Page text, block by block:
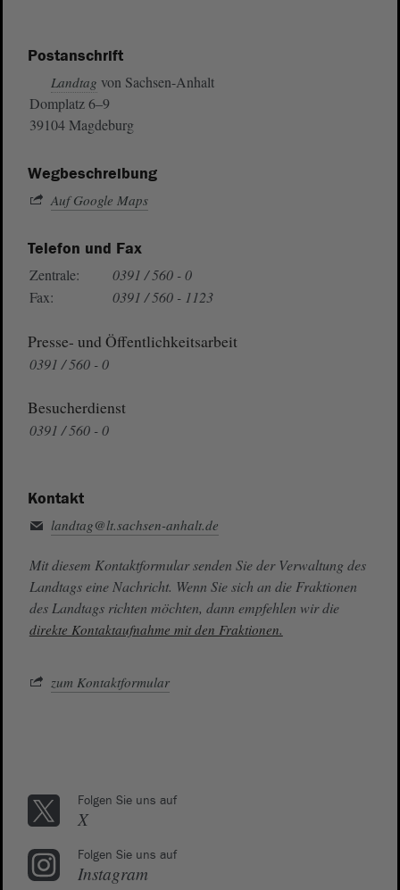
Postanschrift
Landtag von Sachsen-Anhalt
Domplatz 6–9
39104 Magdeburg
Wegbeschreibung
Auf Google Maps
Telefon und Fax
Zentrale:
0391 / 560 - 0
Fax:
0391 / 560 - 1123
Presse- und Öffentlichkeitsarbeit
0391 / 560 - 0
Besucherdienst
0391 / 560 - 0
Kontakt
landtag@lt.sachsen-anhalt.de
Mit diesem Kontaktformular senden Sie der Verwaltung des
Landtags eine Nachricht. Wenn Sie sich an die Fraktionen
des Landtags richten möchten, dann empfehlen wir die
direkte Kontaktaufnahme mit den Fraktionen.
zum Kontaktformular
Folgen Sie uns auf
X
Folgen Sie uns auf
Instagram